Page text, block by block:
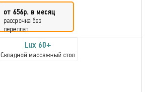
от 656р. в месяц
рассрочка без
переплат
Lux 60+
Складной массажный стол